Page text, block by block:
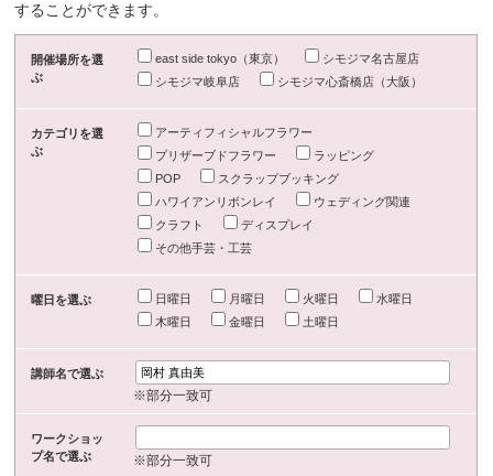
することができます。
開催場所を選
ぶ
east side tokyo（東京）
シモジマ名古屋店
シモジマ岐阜店
シモジマ心斎橋店（大阪）
カテゴリを選
ぶ
アーティフィシャルフラワー
プリザーブドフラワー
ラッピング
POP
スクラップブッキング
ハワイアンリボンレイ
ウェディング関連
クラフト
ディスプレイ
その他手芸・工芸
曜日を選ぶ 日曜日 月曜日 火曜日
水曜日
木曜日
金曜日 土曜日
講師名で選ぶ
※部分一致可
ワークショッ
プ名で選ぶ
※部分一致可